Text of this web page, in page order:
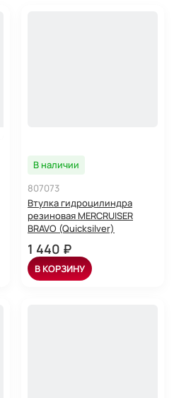
В наличии
807073
Втулка гидроцилиндра
резиновая MERCRUISER
BRAVO (Quicksilver)
1 440 ₽
В КОРЗИНУ